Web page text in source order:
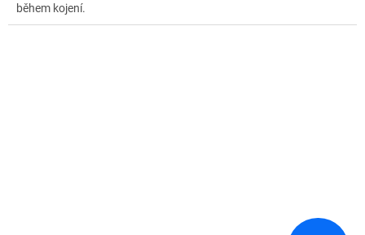
během kojení.